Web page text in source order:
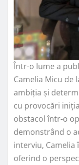
Într-o lume a
Camelia Micu de
ambiția și
cu provocări
obstacol într-o
demonstrând o
interviu, Camelia
oferind o